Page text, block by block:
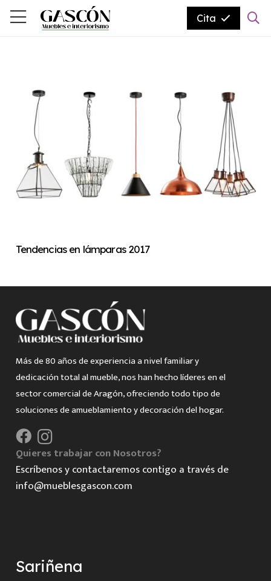
Cita
Tendencias en lámparas 2017
Más de 80 años de experiencia a nivel familiar y
dedicación total al mueble, nos han hecho líderes en el
sector comercial de Aragón, ofreciendo todo tipo de
soluciones de amueblamiento y decoración del hogar.
Quieres trabajar con Nosotros?
Escríbenos y contactaremos contigo a través de
info@mueblesgascon.com
Sariñena